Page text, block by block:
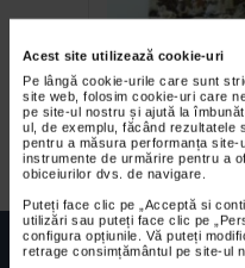
Acest site utilizează cookie-uri
Pe lângă cookie-urile care sunt
site web, folosim cookie-uri care
pe site-ul nostru și ajută la
ul, de exemplu, făcând rezultatele
pentru a măsura performanța
instrumente de urmărire pentru a
obiceiurilor dvs. de navigare.
Puteți face clic pe „Acceptă si
utilizări sau puteți face clic pe
configura opțiunile. Vă puteți
retrage consimțământul pe site-ul
Malina